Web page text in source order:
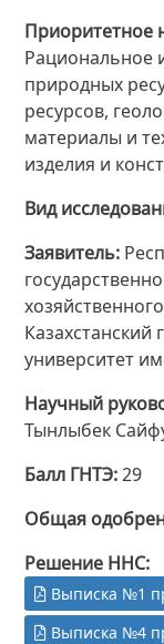
Приоритетное
Рациональное
природных
ресурсов,
материалы и
изделия и
Вид
Заявитель
Казахстанский
университет
Научный
Тынлыбек
Балл ГНТЭ 29
Общая
Решение ННС
Выписка №1
Выписка №4